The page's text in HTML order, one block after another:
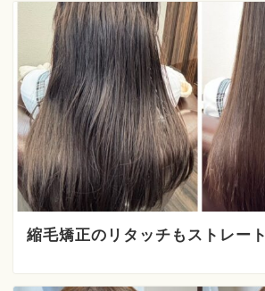
縮毛矯正のリタッチもストレー